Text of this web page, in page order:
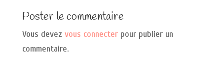
Poster le commentaire
Vous devez vous connecterpour publier un
commentaire.